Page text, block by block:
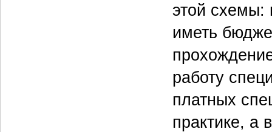
этой схемы:
иметь
работу
платных
практике, а